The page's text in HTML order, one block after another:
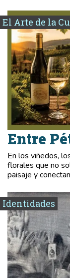
El Arte de la
Entre
En los viñedos,
florales que no
paisaje y
Identidades